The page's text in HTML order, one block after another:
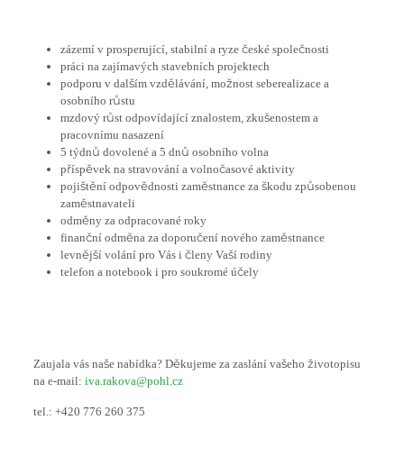
zázemí v prosperující, stabilní a ryze české společnosti
práci na zajímavých stavebních projektech
podporu v dalším vzdělávání, možnost seberealizace a
osobního růstu
mzdový růst odpovídající znalostem, zkušenostem a
pracovnímu nasazení
5 týdnů dovolené a 5 dnů osobního volna
příspěvek na stravování a volnočasové aktivity
pojištění odpovědnosti zaměstnance za škodu způsobenou
zaměstnavateli
odměny za odpracované roky
finanční odměna za doporučení nového zaměstnance
levnější volání pro Vás i členy Vaší rodiny
telefon a notebook i pro soukromé účely
Zaujala vás naše nabídka? Děkujeme za zaslání vašeho životopisu
na e-mail: iva.rakova@pohl.cz
tel.: +420 776 260 375